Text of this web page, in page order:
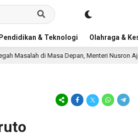
Pendidikan & Teknologi Olahraga &
Masalah di Masa Depan, Menteri Nusron Ajak